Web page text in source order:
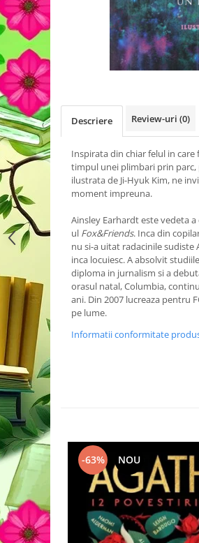
Descriere Review-uri (0)
Inspirata din chiar felul in care
timpul unei plimbari prin parc,
ilustrata de Ji-Hyuk Kim, ne
moment impreuna.
Ainsley Earhardt este vedeta
ul Fox&Friends. Inca din
nu si-a uitat radacinile sudiste
inca locuiesc. A absolvit
diploma in jurnalism si a
orasul natal, Columbia,
ani. Din 2007 lucreaza pentru
pe lume.
Informatii conformitate
-63% NOU